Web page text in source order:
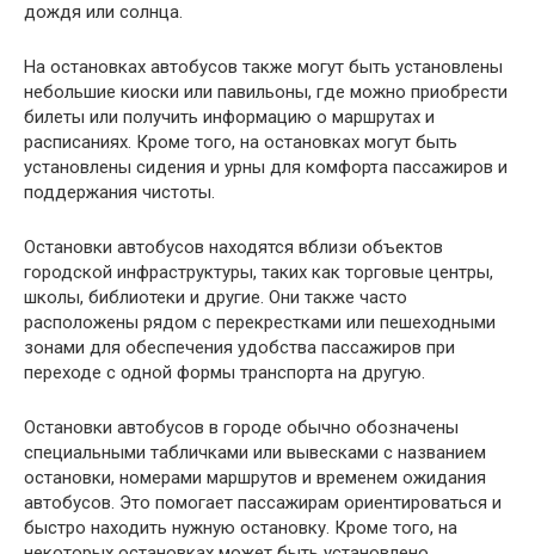
дождя или солнца.
На остановках автобусов также могут быть установлены
небольшие киоски или павильоны, где можно приобрести
билеты или получить информацию о маршрутах и
расписаниях. Кроме того, на остановках могут быть
установлены сидения и урны для комфорта пассажиров и
поддержания чистоты.
Остановки автобусов находятся вблизи объектов
городской инфраструктуры, таких как торговые центры,
школы, библиотеки и другие. Они также часто
расположены рядом с перекрестками или пешеходными
зонами для обеспечения удобства пассажиров при
переходе с одной формы транспорта на другую.
Остановки автобусов в городе обычно обозначены
специальными табличками или вывесками с названием
остановки, номерами маршрутов и временем ожидания
автобусов. Это помогает пассажирам ориентироваться и
быстро находить нужную остановку. Кроме того, на